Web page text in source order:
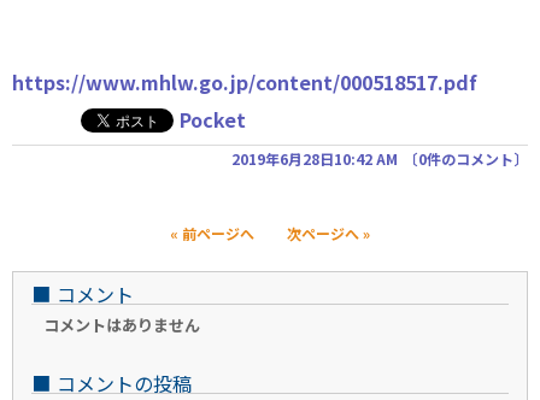
https://www.mhlw.go.jp/content/000518517.pdf
Pocket
2019年6月28日10:42 AM 〔0件のコメント〕
« 前ページへ 次ページへ »
■ コメント
コメントはありません
■ コメントの投稿